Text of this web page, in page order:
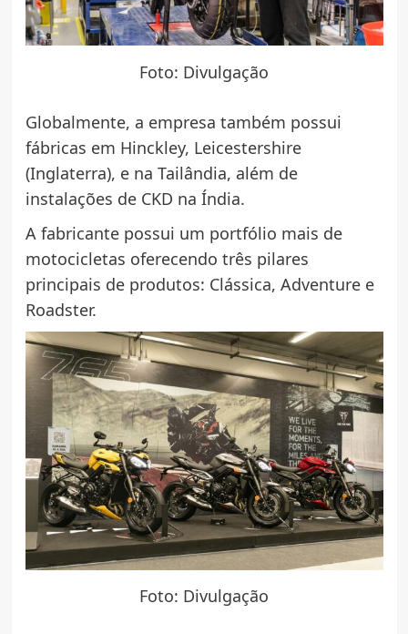
Foto: Divulgação
Globalmente, a empresa também possui
fábricas em Hinckley, Leicestershire
(Inglaterra), e na Tailândia, além de
instalações de CKD na Índia.
A fabricante possui um portfólio mais de
motocicletas oferecendo três pilares
principais de produtos: Clássica, Adventure e
Roadster.
Foto: Divulgação